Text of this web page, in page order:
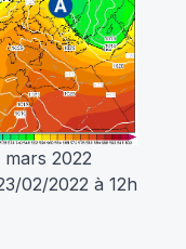
2022
02/2022 à 12h